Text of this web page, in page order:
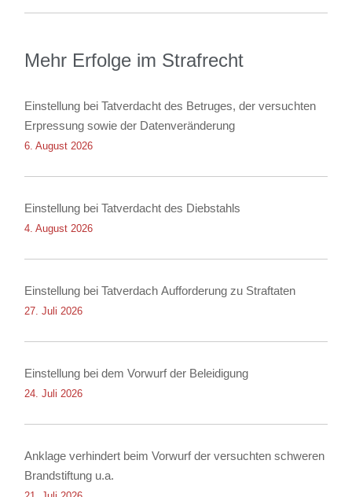
Mehr Erfolge im Strafrecht
Einstellung bei Tatverdacht des Betruges, der versuchten
Erpressung sowie der Datenveränderung
6. August 2026
Einstellung bei Tatverdacht des Diebstahls
4. August 2026
Einstellung bei Tatverdach Aufforderung zu Straftaten
27. Juli 2026
Einstellung bei dem Vorwurf der Beleidigung
24. Juli 2026
Anklage verhindert beim Vorwurf der versuchten schweren
Brandstiftung u.a.